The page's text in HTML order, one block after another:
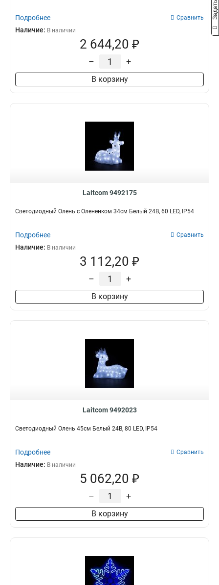
Подробнее Сравнить
Наличие: В наличии
2 644,20 ₽
– +
В корзину
Laitcom 9492175
Светодиодный Олень с Олененком 34см Белый 24В, 60 LED, IP54
Подробнее Сравнить
Наличие: В наличии
3 112,20 ₽
– +
В корзину
Laitcom 9492023
Светодиодный Олень 45см Белый 24В, 80 LED, IP54
Подробнее Сравнить
Наличие: В наличии
5 062,20 ₽
– +
В корзину